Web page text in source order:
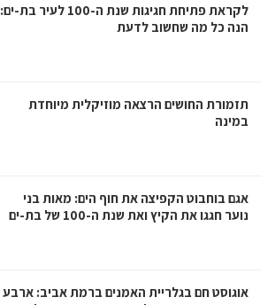
לקראת פתיחת חגיגות שנת ה-100 לעיר בת-ים:
הנה כל מה שחשוב לדעת
תזמורת החושים הרצאה מוזיקלית מיוחדת
במינה
אגם בוחבוט הקפיצה את חוף הים: מאות בני
נוער חגגו את הקיץ ואת שנת ה-100 של בת-ים
אוגוסט חם בגלריית האמנים ברמת אביב: ארבע